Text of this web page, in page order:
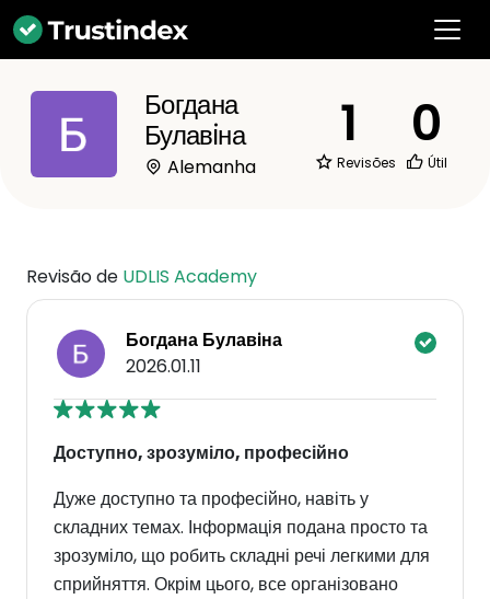
Богдана
Булавiна
Alemanha
1
Revisões
0
Útil
Revisão de UDLIS Academy
Богдана Булавiна
2026.01.11
Доступно, зрозуміло, професійно
Дуже доступно та професійно, навіть у
складних темах. Інформація подана просто та
зрозуміло, що робить складні речі легкими для
сприйняття. Окрім цього, все організовано